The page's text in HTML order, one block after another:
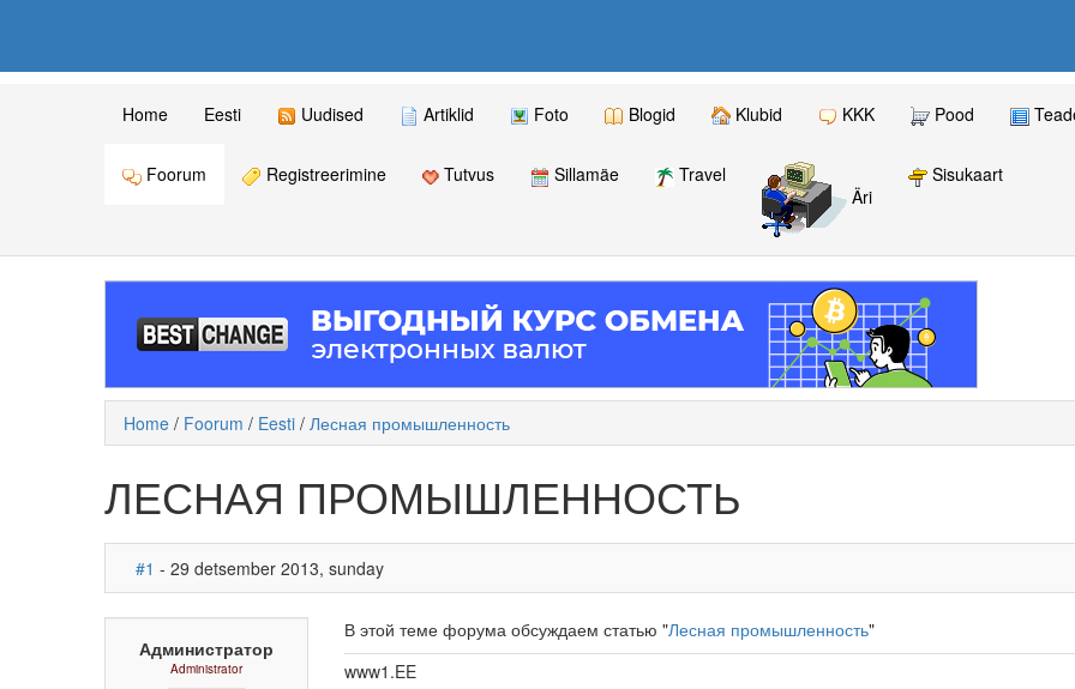
Home Eesti Uudised Artiklid Foto Blogid Klubid KKK Pood
Foorum Registreerimine Tutvus Sillamäe
Travel
Äri
Sisukaart
Home / Foorum / Eesti / Лесная промышленность
ЛЕСНАЯ ПРОМЫШЛЕННОСТЬ
#1 - 29 detsember 2013, sunday
Администратор
Administrator
В этой теме форума обсуждаем статью "Лесная промышленность"
www1.EE